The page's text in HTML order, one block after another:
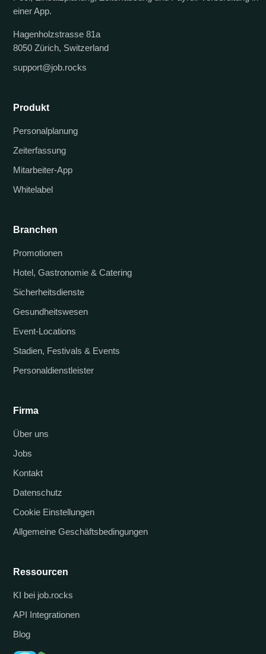
einer App.
Hagenholzstrasse 81a
8050 Zürich, Switzerland
support@job.rocks
Produkt
Personalplanung
Zeiterfassung
Mitarbeiter-App
Whitelabel
Branchen
Promotionen
Hotel, Gastronomie & Catering
Sicherheitsdienste
Gesundheitswesen
Event-Locations
Stadien, Festivals & Events
Personaldienstleister
Firma
Über uns
Jobs
Kontakt
Datenschutz
Cookie Einstellungen
Allgemeine Geschäftsbedingungen
Ressourcen
KI bei job.rocks
API Integrationen
Blog